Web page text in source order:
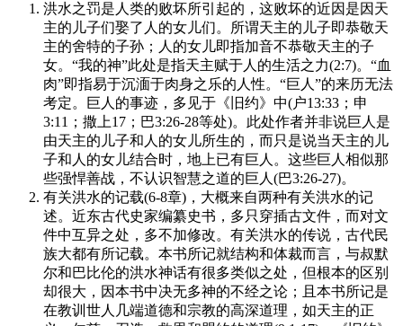
洪水之罚是人类的败坏所引起的，这败坏的近因是因天
主的儿子们娶了人的女儿们。所谓天主的儿子即恭敬天
主的舍特的子孙；人的女儿即指加音不恭敬天主的子
女。“我的神”此处是指天主赋于人的生活之力(2:7)。“血
肉”即指易于沉湎于肉身之乐的人性。“巨人”的来历无法
考定。巨人的事迹，多见于《旧约》中(户13:33；申
3:11；撒上17；巴3:26-28等处)。此处作者并非说巨人是
由天主的儿子和人的女儿所生的，而只是说当天主的儿
子和人的女儿结合时，地上已有巨人。这些巨人相似那
些强悍善战，不认识智慧之道的巨人(巴3:26-27)。
有关洪水的记载(6-8章)，大概来自两种有关洪水的记
述。近东古代史家编纂史书，多只穿插古文件，而对文
件中互异之处，多不加修改。有关洪水的传说，古代民
族大都有所记载。本书所记就结构和体裁而言，与叔默
尔和巴比伦的洪水神话有很多类似之处，但根本的区别
却很大，因本书中决无多神的不经之论；且本书所记是
在教训世人几端道德和宗教的高深道理，如天主的正